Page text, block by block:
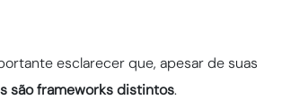
esclarecer que, apesar de suas
são frameworks distintos.